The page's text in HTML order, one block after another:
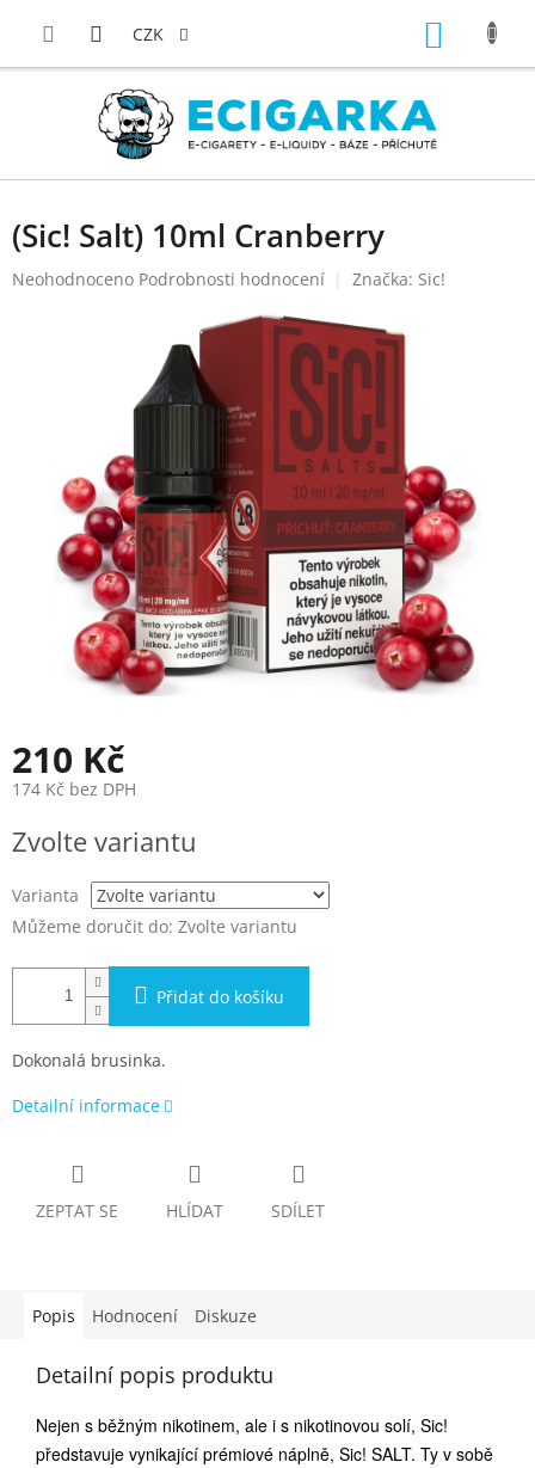
CZK
(Sic! Salt) 10ml Cranberry
Průměrné
Neohodnoceno Podrobnosti hodnocení Značka: Sic!
210 Kč
174 Kč bez DPH
cena:
Zvolte variantu
Varianta
Můžeme doručit do: Zvolte variantu
Přidat do košíku
Dokonalá brusinka.
Detailní informace
ZEPTAT SE HLÍDAT SDÍLET
Popis Hodnocení Diskuze
Detailní popis produktu
Nejen s běžným nikotinem, ale i s nikotinovou solí, Sic!
představuje vynikající prémiové náplně, Sic! SALT. Ty v sobě